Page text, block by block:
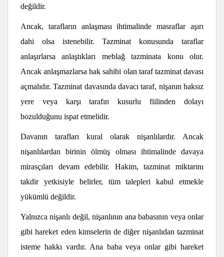
değildir.
Ancak, tarafların anlaşması ihtimalinde masraflar aşırı
dahi olsa istenebilir. Tazminat konusunda taraflar
anlaşırlarsa anlaştıkları meblağ tazminata konu olur.
Ancak anlaşmazlarsa hak sahibi olan taraf tazminat davası
açmalıdır. Tazminat davasında davacı taraf, nişanın haksız
yere veya karşı tarafın kusurlu fiilinden dolayı
bozulduğunu ispat etmelidir.
Davanın tarafları kural olarak nişanlılardır. Ancak
nişanlılardan birinin ölmüş olması ihtimalinde davaya
mirasçıları devam edebilir. Hakim, tazminat miktarını
takdir yetkisiyle belirler, tüm talepleri kabul etmekle
yükümlü değildir.
Yalnızca nişanlı değil, nişanlının ana babasının veya onlar
gibi hareket eden kimselerin de diğer nişanlıdan tazminat
isteme hakkı vardır. Ana baba veya onlar gibi hareket